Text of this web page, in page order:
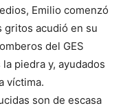
Emilio comenzó
gritos acudió en su
del GES
piedra y, ayudados
víctima.
son de escasa